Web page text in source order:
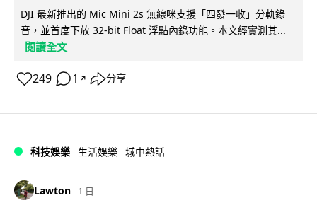
DJI 最新推出的 Mic Mini 2s 無線咪支援「四發一收」分軌錄
音，並首度下放 32-bit Float 浮點內錄功能。本文經實測其...
閱讀全文
249 1 ↗ 分享
科技娛樂 生活娛樂 城中熱話
Lawton 1 日